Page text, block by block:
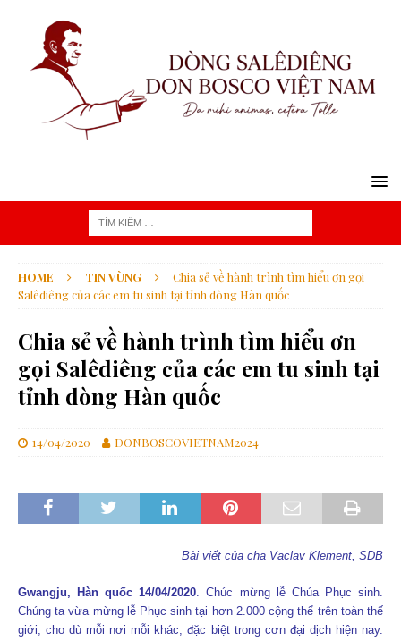
HOME TIN VÙNG
Chia sẻ về hành trình tìm hiểu ơn gọi
Salêdiêng của các em tu sinh tại tỉnh dòng Hàn quốc
Chia sẻ về hành trình tìm hiểu ơn
gọi Salêdiêng của các em tu sinh tại
tỉnh dòng Hàn quốc
14/04/2020 DONBOSCOVIETNAM2024
Bài viết của cha Vaclav Klement, SDB
Gwangju, Hàn quốc 14/04/2020. Chúc mừng lễ Chúa Phục sinh.
Chúng ta vừa mừng lễ Phục sinh tại hơn 2.000 cộng thể trên toàn thế
giới, cho dù mỗi nơi mỗi khác, đặc biệt trong cơn đại dịch hiện nay.